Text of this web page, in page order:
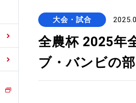
日程
公式記録
国内ランキング
大会・試合
日本代表
特集
男子ナショナルチーム選
手・候補
女子ナショナルチーム選
卓球の基本的なルール
競技規則
観戦ガイド
協会会員登録
ゼッケンについて
競技者育成事業
卓球協会のミッション
会長あいさつ
役員委員
国際交流届申込みフォーム
国際大会自主参加申請
競技ウエア広告申請
大会・試合
全農杯 2025年
ブ・バンビの